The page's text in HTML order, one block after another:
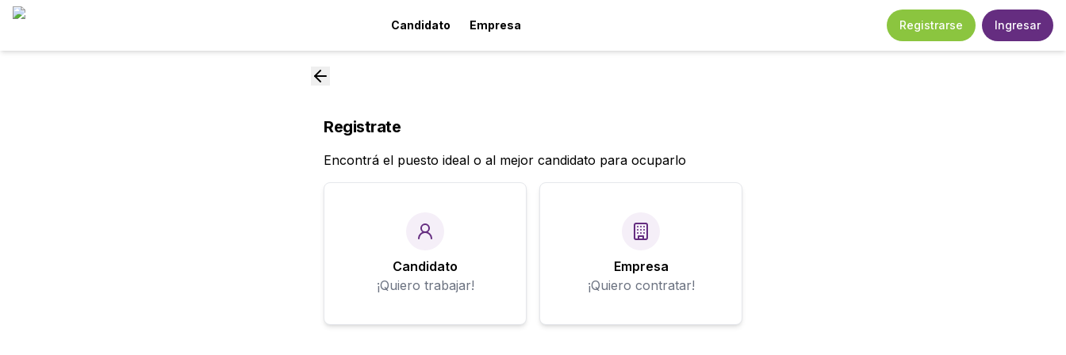
Candidato Empresa Registrarse Ingresar
Registrate
Encontrá el puesto ideal o al mejor candidato para ocuparlo
Candidato
¡Quiero trabajar!
Empresa
¡Quiero contratar!